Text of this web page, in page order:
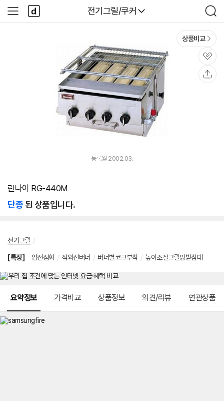
다나와
전기그릴/쿠커
검
색
사
이
다
나
와
상품비교
관
심
등록월 2002.03.
린나이 RG-440M
단종된 상품입니다.
전기그릴 /
[특징] 압전점화 / 적외선버너 / 버너별코크부착 / 높이조절그릴망받침대
요약정보 가격비교 상품정보 의견/리뷰 연관상품